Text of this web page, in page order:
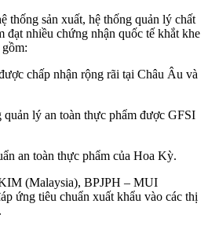
thống sản xuất, hệ thống quản lý chất
đạt nhiều chứng nhận quốc tế khắt khe
chấp nhận rộng rãi tại Châu Âu và
quản lý an toàn thực phẩm được GFSI
an toàn thực phẩm của Hoa Kỳ.
(Malaysia), BPJPH – MUI
ứng tiêu chuẩn xuất khẩu vào các thị